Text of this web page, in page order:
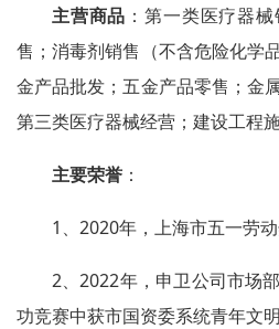
主营商品 ：第一类医疗器
售；消毒剂销售（不含危险化学
金产品批发；五金产品零售；金
第三类医疗器械经营；建设工程施
主要荣誉 ：
1、2020年，上海市五一劳动
2、2022年，申卫公司市场
功竞赛中获市国资委系统青年文明